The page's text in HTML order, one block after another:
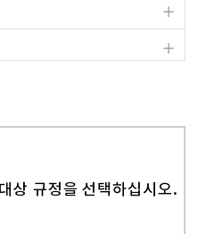
상 규정을 선택하십시오.